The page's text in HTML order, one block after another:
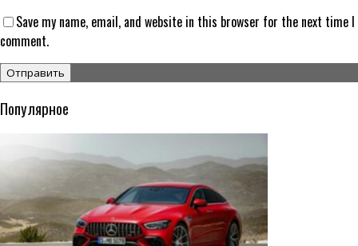
Save my name, email, and website in this browser for the next time I
comment.
Популярное